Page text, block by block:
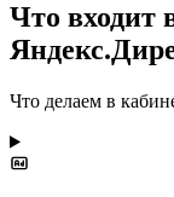
Что входит
Что делаем в